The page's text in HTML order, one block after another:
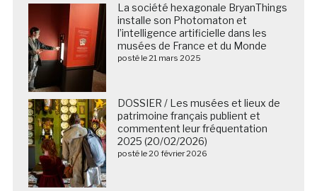
La société hexagonale BryanThings
installe son Photomaton et
l’intelligence artificielle dans les
musées de France et du Monde
posté le 21 mars 2025
DOSSIER / Les musées et lieux de
patrimoine français publient et
commentent leur fréquentation
2025 (20/02/2026)
posté le 20 février 2026